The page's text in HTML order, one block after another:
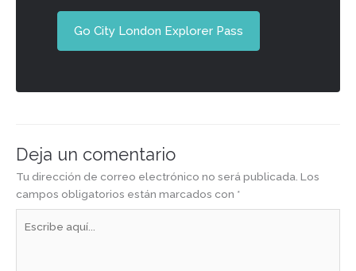
Go City London Explorer Pass
Deja un comentario
Tu dirección de correo electrónico no será publicada. Los
campos obligatorios están marcados con *
aquí...